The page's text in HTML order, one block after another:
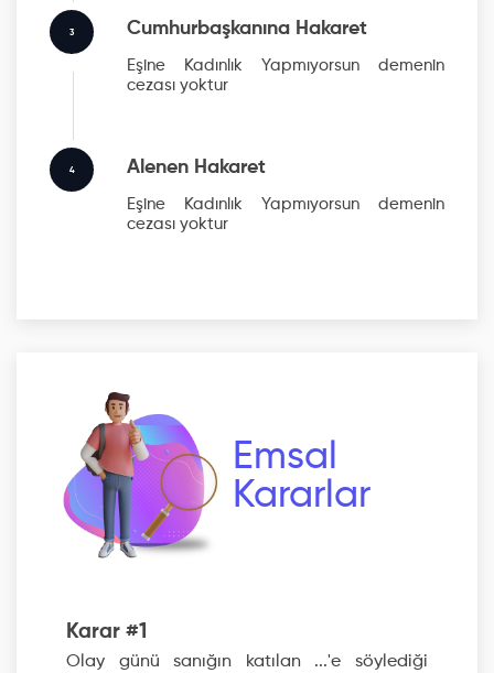
3 Cumhurbaşkanına Hakaret
Eşine Kadınlık Yapmıyorsun demenin
cezası yoktur
4 Alenen Hakaret
Eşine Kadınlık Yapmıyorsun demenin
cezası yoktur
Emsal
Kararlar
Karar #1
Olay günü sanığın katılan ...'e söylediği